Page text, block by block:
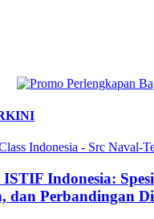
Indonesia:
dan Perbandingan